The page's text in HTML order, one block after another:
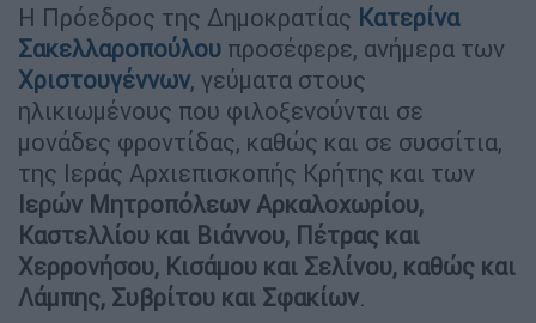
H Πρόεδρος της Δημοκρατίας Κατερίνα
Σακελλαροπούλου προσέφερε, ανήμερα των
Χριστουγέννων, γεύματα στους
ηλικιωμένους που φιλοξενούνται σε
μονάδες φροντίδας, καθώς και σε συσσίτια,
της Ιεράς Αρχιεπισκοπής Κρήτης και των
Ιερών Μητροπόλεων Αρκαλοχωρίου,
Καστελλίου και Βιάννου, Πέτρας και
Χερρονήσου, Κισάμου και Σελίνου, καθώς και
Λάμπης, Συβρίτου και Σφακίων.